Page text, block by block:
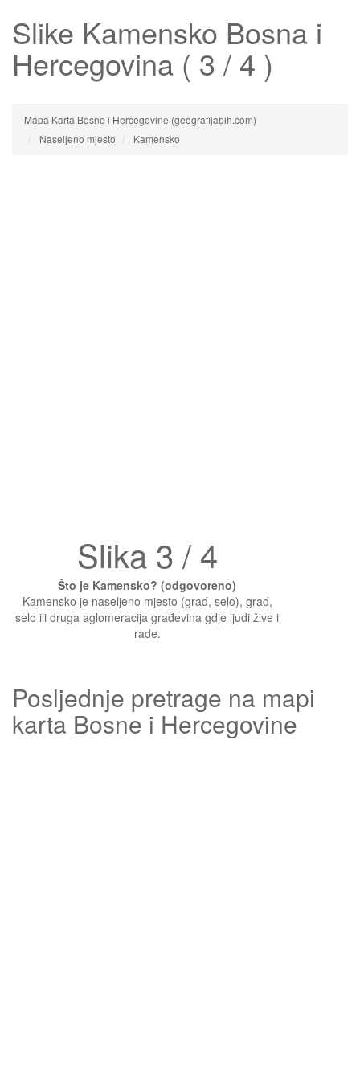
Slike Kamensko Bosna i
Hercegovina ( 3 / 4 )
Mapa Karta Bosne i Hercegovine (geografijabih.com)
Naseljeno mjesto
Kamensko
Slika 3 / 4
Što je Kamensko? (odgovoreno)
Kamensko je naseljeno mjesto (grad, selo), grad,
selo ili druga aglomeracija građevina gdje ljudi žive i
rade.
Posljednje pretrage na mapi
karta Bosne i Hercegovine